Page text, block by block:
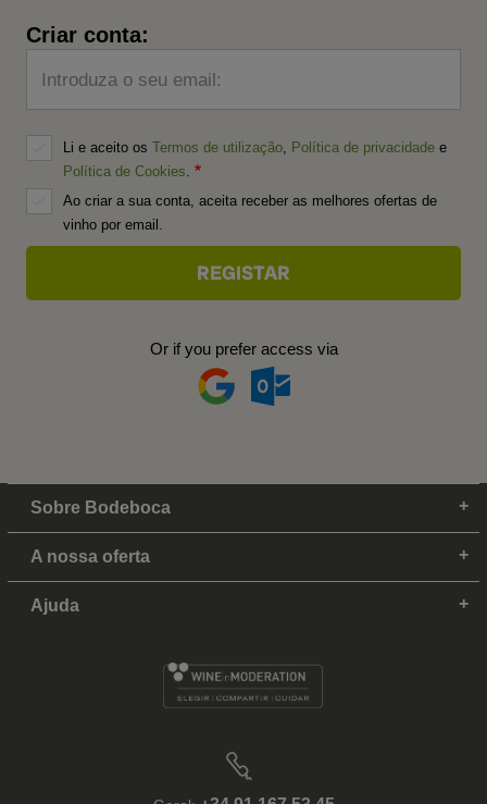
Criar conta:
Introduza o seu email:
Li e aceito os Termos de utilização, Política de privacidade e
Política de Cookies.
Ao criar a sua conta, aceita receber as melhores ofertas de
vinho por email.
Or if you prefer access via
Sobre Bodeboca
A nossa oferta
Ajuda